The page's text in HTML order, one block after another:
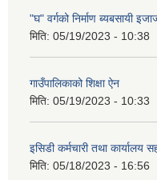
"घ" वर्गको निर्माण ब्यबसायी
मिति: 05/19/2023 - 10:38
गाउँपालिकाको शिक्षा ऐन
मिति: 05/19/2023 - 10:33
इसिडी कर्मचारी तथा कार्यालय
मिति: 05/18/2023 - 16:56